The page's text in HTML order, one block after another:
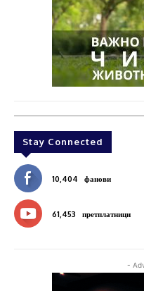
Stay Connected
10,404 фанови
61,453 претплатници
-